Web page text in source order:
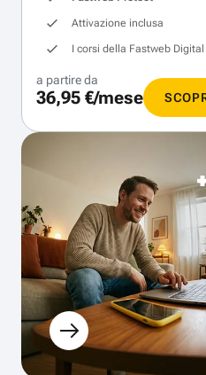
Attivazione inclusa
I corsi della Fastweb
a partire da
36,95 €/mese